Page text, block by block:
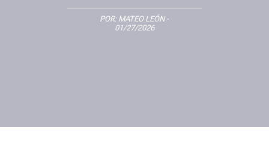
POR: MATEO LEÓN-
01/27/2026